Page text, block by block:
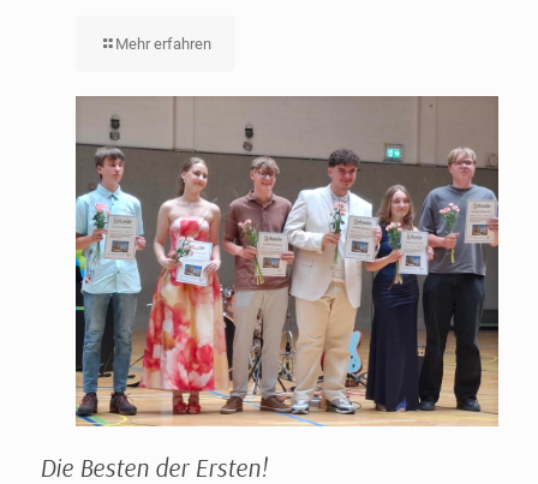
Mehr erfahren
Die Besten der Ersten!